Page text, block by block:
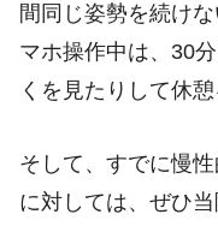
間同じ姿勢を続け
マホ操作中は、30
くを見たりして休
そして、すでに慢
に対しては、ぜひ